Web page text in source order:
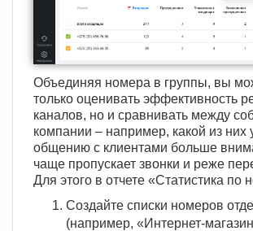
Объединяя номера в группы, вы
только оценивать эффективность
каналов, но и сравнивать между
компании – например, какой из них
общению с клиентами больше
чаще пропускает звонки и реже
Для этого в отчете «Статистика по
Создайте списки номеров
(например, «Интернет-